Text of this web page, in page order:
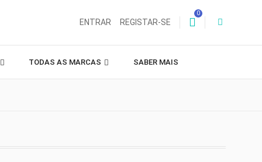
ENTRAR REGISTAR-SE
0
TODAS AS MARCAS SABER MAIS